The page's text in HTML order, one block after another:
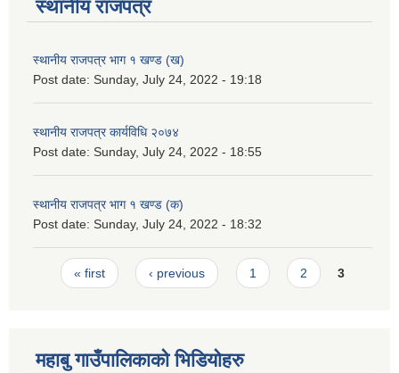
स्थानीय राजपत्र
स्थानीय राजपत्र भाग १ खण्ड (ख)
Post date: Sunday, July 24, 2022 - 19:18
स्थानीय राजपत्र कार्यविधि २०७४
Post date: Sunday, July 24, 2022 - 18:55
स्थानीय राजपत्र भाग १ खण्ड (क)
Post date: Sunday, July 24, 2022 - 18:32
Pages
« first ‹ previous 1 2 3
महाबु गाउँपालिकाको भिडियोहरु